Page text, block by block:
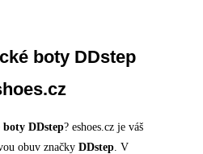
boty DDstep
boty DDstep? eshoes.cz je váš
obuv značky DDstep . V